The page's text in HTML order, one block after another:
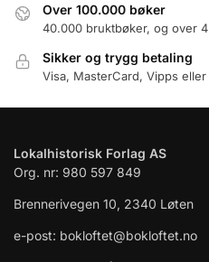
Over 100.000 bøker
40.000 bruktbøker, og over
Sikker og trygg betaling
Visa, MasterCard, Vipps eller
Lokalhistorisk Forlag AS
Org. nr: 980 597 849
Brennerivegen 10, 2340 Løten
e-post: bokloftet@bokloftet.no